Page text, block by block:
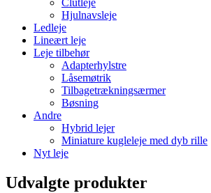
Clutleje
Hjulnavsleje
Ledleje
Lineært leje
Leje tilbehør
Adapterhylstre
Låsemøtrik
Tilbagetrækningsærmer
Bøsning
Andre
Hybrid lejer
Miniature kugleleje med dyb rille
Nyt leje
Udvalgte produkter